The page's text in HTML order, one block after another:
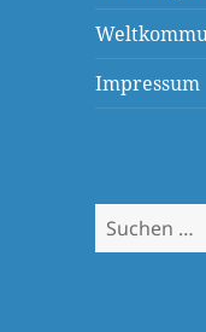
Impressum
Suchen
nach: